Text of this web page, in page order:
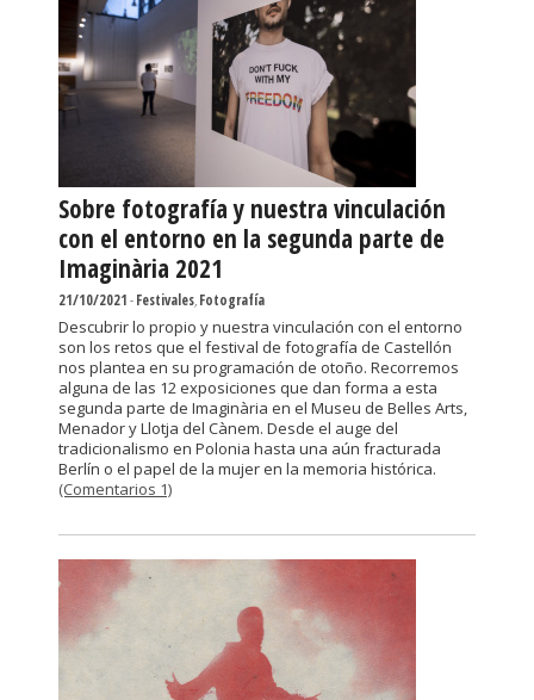
Sobre fotografía y nuestra vinculación
con el entorno en la segunda parte de
Imaginària 2021
21/10/2021-Festivales,Fotografía
Descubrir lo propio y nuestra vinculación con el entorno
son los retos que el festival de fotografía de Castellón
nos plantea en su programación de otoño. Recorremos
alguna de las 12 exposiciones que dan forma a esta
segunda parte de Imaginària en el Museu de Belles Arts,
Menador y Llotja del Cànem. Desde el auge del
tradicionalismo en Polonia hasta una aún fracturada
Berlín o el papel de la mujer en la memoria histórica.
(Comentarios 1)